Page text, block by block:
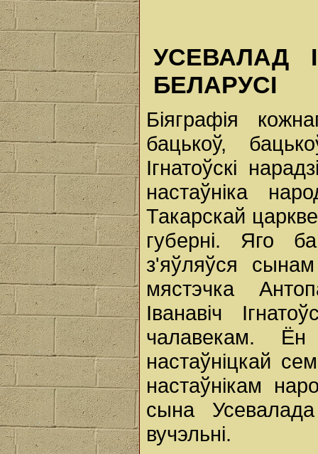
УСЕВАЛАД
БЕЛАРУСІ
Біяграфія
бацькоў,
Ігнатоўскі
настаўніка
Такарскай
губерні. Яго
з'яўляўся
мястэчка
Іванавіч
чалавекам. Ён
настаўніцкай
настаўнікам
сына
вучэльні.